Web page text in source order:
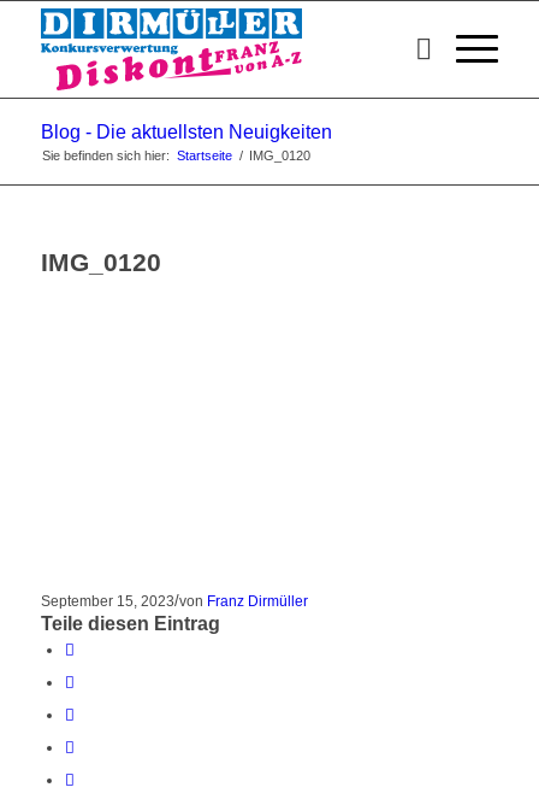
Blog - Die aktuellsten Neuigkeiten
Sie befinden sich hier: Startseite / IMG_0120
IMG_0120
September 15, 2023/von Franz Dirmüller
Teile diesen Eintrag